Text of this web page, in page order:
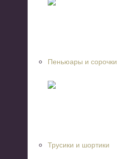
Пеньюары и сорочки
Трусики и шортики